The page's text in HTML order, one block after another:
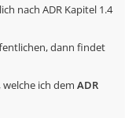
nach ADR Kapitel 1.4
dann findet
welche ich dem ADR